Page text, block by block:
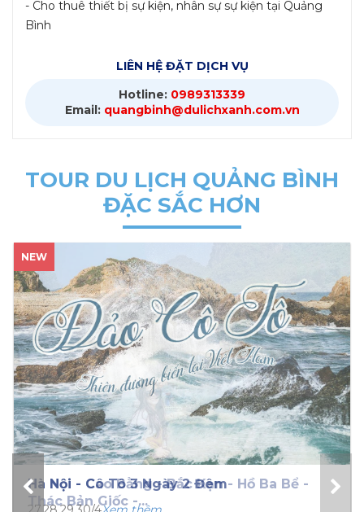
- Cho thuê thiết bị sự kiện, nhân sự sự kiện tại Quảng
Bình
LIÊN HỆ ĐẶT DỊCH VỤ
Hotline: 0989313339
Email: quangbinh@dulichxanh.com.vn
TOUR DU LỊCH QUẢNG BÌNH
ĐẶC SẮC HƠN
NEW
Hà Nội - Cao Bằng - Bắc Kạn - Hồ Ba Bể -
Thác Bản Giốc -...